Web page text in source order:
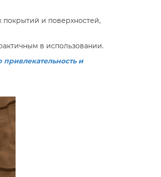
и поверхностей,
в использовании.
привлекательность и